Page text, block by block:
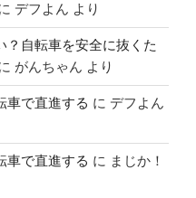
デフよん より
？自転車を安全に抜くた
がんちゃん より
車で直進する に デフよん
車で直進する に まじか！